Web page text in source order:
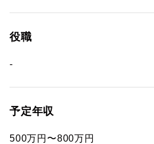
役職
-
予定年収
500万円〜800万円